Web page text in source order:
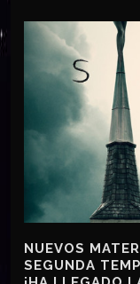
NUEVOS
SEGUNDA